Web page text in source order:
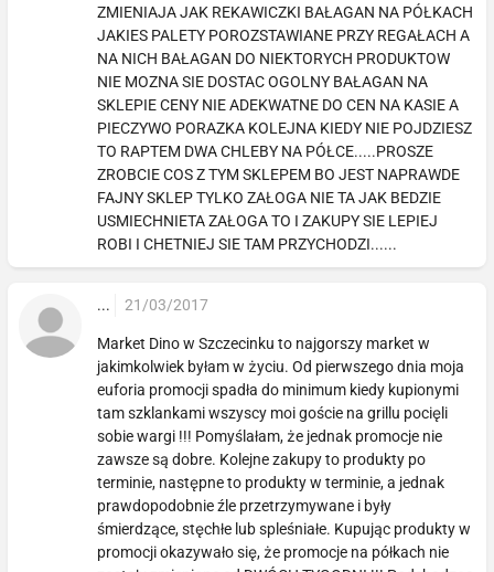
ZMIENIAJA JAK REKAWICZKI BAŁAGAN NA PÓŁKACH
JAKIES PALETY POROZSTAWIANE PRZY REGAŁACH A
NA NICH BAŁAGAN DO NIEKTORYCH PRODUKTOW
NIE MOZNA SIE DOSTAC OGOLNY BAŁAGAN NA
SKLEPIE CENY NIE ADEKWATNE DO CEN NA KASIE A
PIECZYWO PORAZKA KOLEJNA KIEDY NIE POJDZIESZ
TO RAPTEM DWA CHLEBY NA PÓŁCE.....PROSZE
ZROBCIE COS Z TYM SKLEPEM BO JEST NAPRAWDE
FAJNY SKLEP TYLKO ZAŁOGA NIE TA JAK BEDZIE
USMIECHNIETA ZAŁOGA TO I ZAKUPY SIE LEPIEJ
ROBI I CHETNIEJ SIE TAM PRZYCHODZI......
... 21/03/2017
Market Dino w Szczecinku to najgorszy market w
jakimkolwiek byłam w życiu. Od pierwszego dnia moja
euforia promocji spadła do minimum kiedy kupionymi
tam szklankami wszyscy moi goście na grillu pocięli
sobie wargi !!! Pomyślałam, że jednak promocje nie
zawsze są dobre. Kolejne zakupy to produkty po
terminie, następne to produkty w terminie, a jednak
prawdopodobnie źle przetrzymywane i były
śmierdzące, stęchłe lub spleśniałe. Kupując produkty w
promocji okazywało się, że promocje na półkach nie